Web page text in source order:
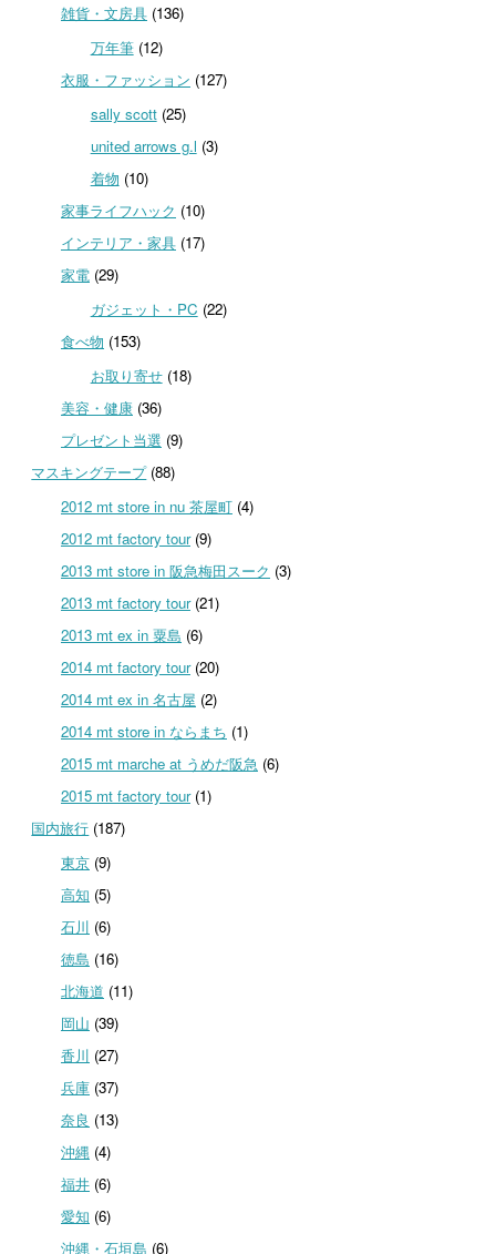
雑貨・文房具(136)
万年筆(12)
衣服・ファッション (127)
sally scott(25)
united arrows g.l (3)
着物 (10)
家事ライフハック (10)
インテリア・家具(17)
家電(29)
ガジェット・PC (22)
食べ物 (153)
お取り寄せ(18)
美容・健康(36)
プレゼント当選 (9)
マスキングテープ(88)
2012 mt store in nu 茶屋町(4)
2012 mt factory tour(9)
2013 mt store in 阪急梅田スーク (3)
2013 mt factory tour(21)
2013 mt ex in 粟島 (6)
2014 mt factory tour(20)
2014 mt ex in 名古屋 (2)
2014 mt store in ならまち (1)
2015 mt marche at うめだ阪急 (6)
2015 mt factory tour(1)
国内旅行 (187)
東京(9)
高知 (5)
石川 (6)
徳島 (16)
北海道 (11)
岡山 (39)
香川 (27)
兵庫(37)
奈良 (13)
沖縄 (4)
福井(6)
愛知 (6)
沖縄・石垣島 (6)